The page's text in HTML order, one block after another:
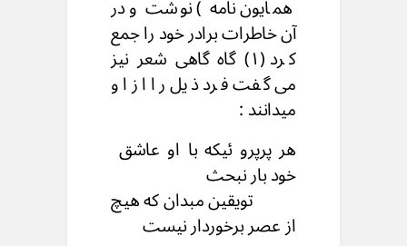
همایون نامه ) نوشت و در
آن خاطرات برادر خود را جمع
کرد (۱) گاه گاهی شعر نیز
می گفت فرد ذیل را از او
میدانند :
هر پرپرو ئیکه با او عاشق
خود بار نبحث
تویقین مبدان که هیچ
از عصر برخوردار نیست